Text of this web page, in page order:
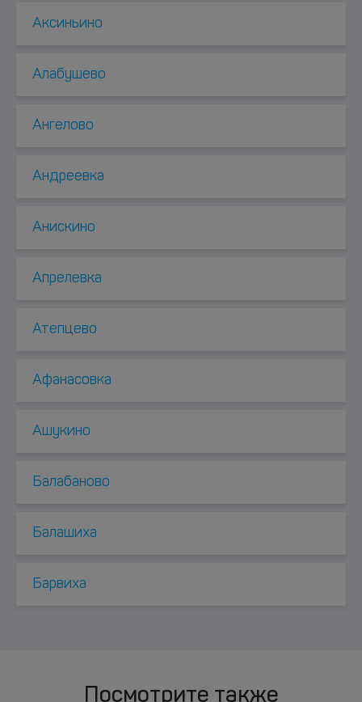
Аксиньино
Алабушево
Ангелово
Андреевка
Анискино
Апрелевка
Атепцево
Афанасовка
Ашукино
Балабаново
Балашиха
Барвиха
Посмотрите также